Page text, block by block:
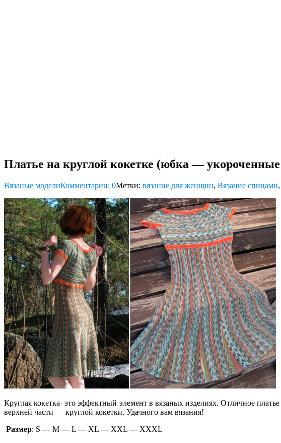
Платье на круглой кокетке (юбка —
Вязаные моделиКомментарии: 0Метки: вязание для женщин, Вязание спицами,
Круглая кокетка- это эффектный элемент в вязаных изделиях. Отличное
верхней части — круглой кокетки. Удачного вам вязания!
Размер: S — М — L — XL — XXL — XXXL